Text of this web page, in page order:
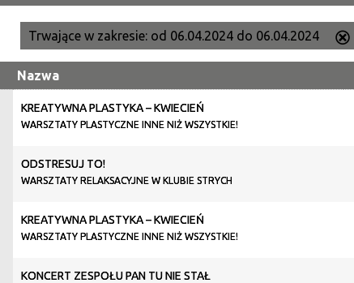
Trwające w zakresie: od 06.04.2024 do 06.04.2024
ten
Nazwa
KREATYWNA PLASTYKA – KWIECIEŃ
WARSZTATY PLASTYCZNE INNE NIŻ WSZYSTKIE!
ODSTRESUJ TO!
WARSZTATY RELAKSACYJNE W KLUBIE STRYCH
KREATYWNA PLASTYKA – KWIECIEŃ
WARSZTATY PLASTYCZNE INNE NIŻ WSZYSTKIE!
KONCERT ZESPOŁU PAN TU NIE STAŁ